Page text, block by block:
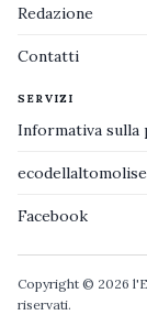
Redazione
Contatti
SERVIZI
Informativa sulla
Facebook
Copyright © 2026
riservati.